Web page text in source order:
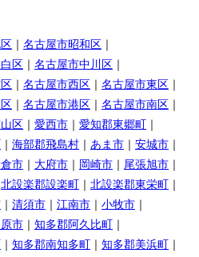
名古屋市昭和区
区
名古屋市中川区
名古屋市西区
名古屋市東区
名古屋市港区
名古屋市南区
区 愛西市
愛知郡東郷町
海部郡飛島村 あま市
安城市
市 大府市 岡崎市
尾張旭市
北設楽郡設楽町
北設楽郡東栄町
清須市 江南市
小牧市
市
知多郡阿久比町
知多郡南知多町
知多郡美浜町